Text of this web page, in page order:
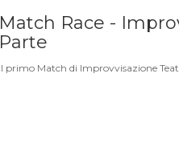
Match Race -
Parte
Il primo Match di Improvvisazione